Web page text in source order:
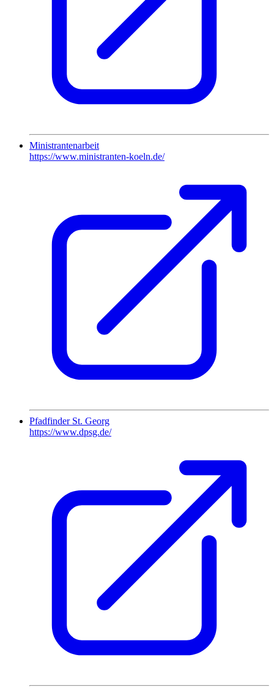
Ministrantenarbeit
https://www.ministranten-koeln.de/
Pfadfinder St. Georg
https://www.dpsg.de/